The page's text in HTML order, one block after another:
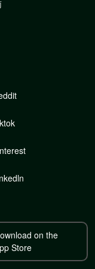
on the
Store